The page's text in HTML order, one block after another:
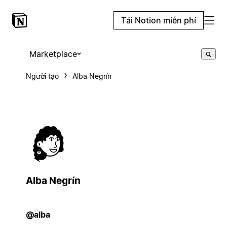
Tải Notion miễn phí
Marketplace
Người tạo Alba Negrín
Alba Negrín
@alba